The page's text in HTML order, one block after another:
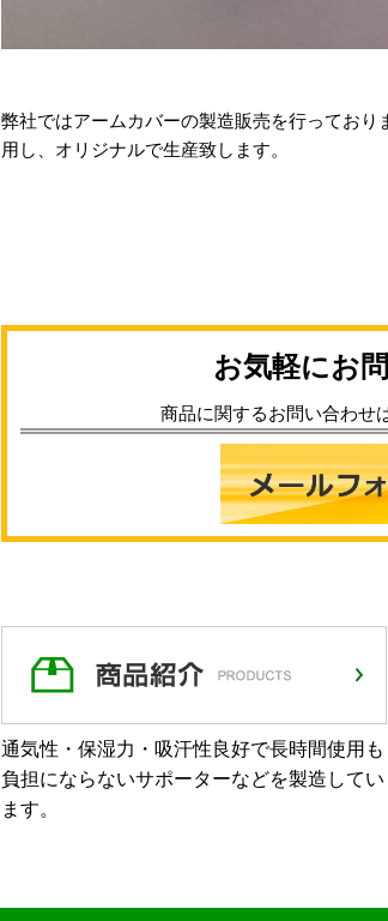
弊社ではアームカバーの製造販売を行ってお
用し、オリジナルで生産致します。
お気軽にお
商品に関するお問い合わせ
通気性・保湿力・吸汗性良好で長時間使用も
負担にならないサポーターなどを製造してい
ます。